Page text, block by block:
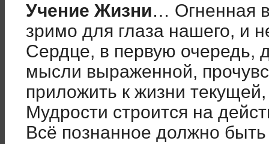
Учение Жизни… Огненная
зримо для глаза нашего, и
Сердце, в первую очередь,
мысли выраженной,
приложить к жизни
Мудрости строится на
Всё познанное должно